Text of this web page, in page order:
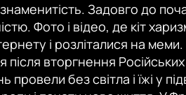
Задовго до
Фото і відео, де кіт
і розліталися на
вторгнення Російських
без світла і їжі у